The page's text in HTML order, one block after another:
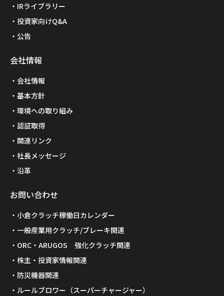
IRライブラリー
投資家向けQ&A
公告
会社情報
会社情報
基本方針
環境への取り組み
認証取得
関連リンク
社長メッセージ
沿革
お問い合わせ
小倉クラッチ稼働日カレンダー
一般産業用クラッチ/ブレーキ関連
ORC・ARUGOS 強化クラッチ関連
株主・投資家情報関連
防災機器関連
ルールブロワー（スーパーチャージャー）